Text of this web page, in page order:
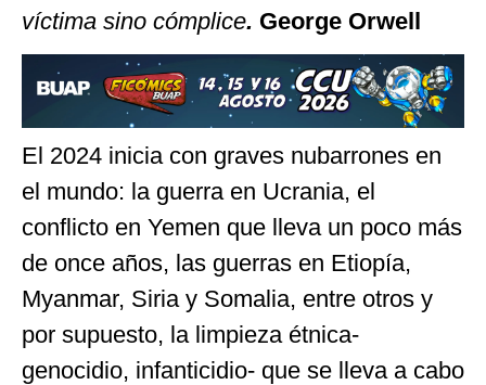
víctima sino cómplice. George Orwell
El 2024 inicia con graves nubarrones en
el mundo: la guerra en Ucrania, el
conflicto en Yemen que lleva un poco más
de once años, las guerras en Etiopía,
Myanmar, Siria y Somalia, entre otros y
por supuesto, la limpieza étnica-
genocidio, infanticidio- que se lleva a cabo